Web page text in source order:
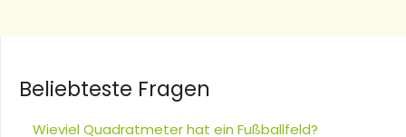
Beliebteste Fragen
Wieviel Quadratmeter hat ein Fußballfeld?